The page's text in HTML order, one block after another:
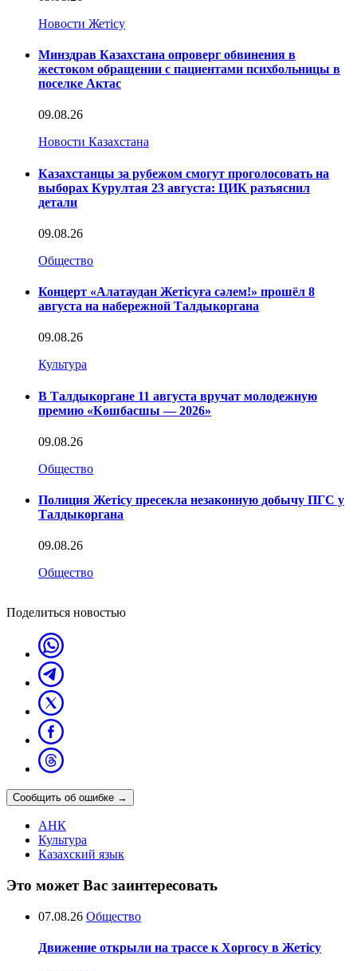
Новости Жетісу
Минздрав Казахстана опроверг обвинения в
жестоком обращении с пациентами психбольницы в
поселке Актас
09.08.26
Новости Казахстана
Казахстанцы за рубежом смогут проголосовать на
выборах Курултая 23 августа: ЦИК разъяснил
детали
09.08.26
Общество
Концерт «Алатаудан Жетісуға сәлем!» прошёл 8
августа на набережной Талдыкоргана
09.08.26
Культура
В Талдыкоргане 11 августа вручат молодежную
премию «Көшбасшы — 2026»
09.08.26
Общество
Полиция Жетісу пресекла незаконную добычу ПГС у
Талдыкоргана
09.08.26
Общество
Поделиться новостью
Сообщить об ошибке →
АНК
Культура
Казахский язык
Это может Вас заинтересовать
07.08.26 Общество
Движение открыли на трассе к Хоргосу в Жетісу